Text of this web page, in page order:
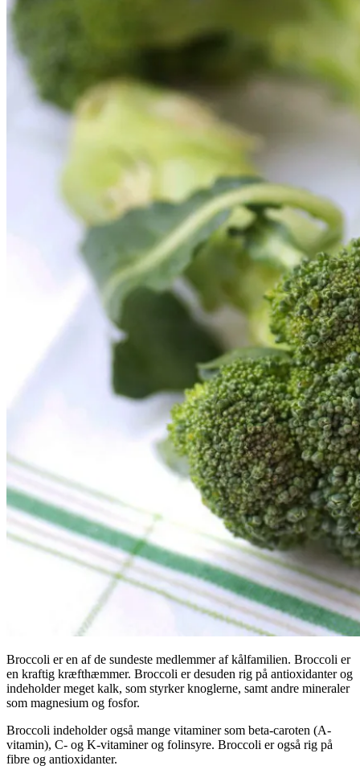
Broccoli er en af de sundeste medlemmer af kålfamilien. Broccoli er
en kraftig kræfthæmmer. Broccoli er desuden rig på antioxidanter og
indeholder meget kalk, som styrker knoglerne, samt andre mineraler
som magnesium og fosfor.
Broccoli indeholder også mange vitaminer som beta-caroten (A-
vitamin), C- og K-vitaminer og folinsyre. Broccoli er også rig på
fibre og antioxidanter.